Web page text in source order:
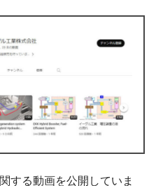
する動画を公開していま